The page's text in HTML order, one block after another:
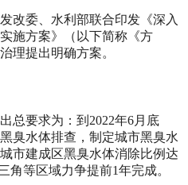
改委、水利部联合印发《深入
施方案》（以下简称《方
理提出明确方案。
总要求为：到2022年6月底
臭水体排查，制定城市黑臭水
市建成区黑臭水体消除比例达
角等区域力争提前1年完成。